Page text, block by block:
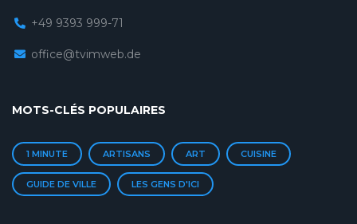
+49 9393 999-71
office@tvimweb.de
MOTS-CLÉS POPULAIRES
1 MINUTE ARTISANS ART CUISINE
GUIDE DE VILLE LES GENS D'ICI